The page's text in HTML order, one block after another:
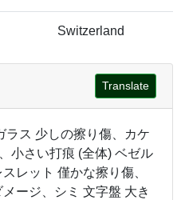
Switzerland
Translate
ラス 少しの擦り傷、カケ
小さい打痕 (全体) ベゼル
レット 僅かな擦り傷、
ージ、シミ 文字盤 大き